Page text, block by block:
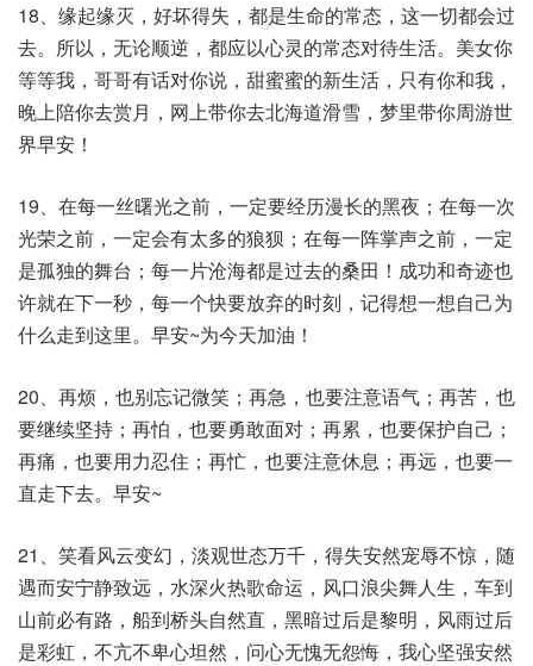
18、缘起缘灭，好坏得失，都是生命的常态，这一切都会过
去。所以，无论顺逆，都应以心灵的常态对待生活。美女你
等等我，哥哥有话对你说，甜蜜蜜的新生活，只有你和我，
晚上陪你去赏月，网上带你去北海道滑雪，梦里带你周游世
界早安！
19、在每一丝曙光之前，一定要经历漫长的黑夜；在每一次
光荣之前，一定会有太多的狼狈；在每一阵掌声之前，一定
是孤独的舞台；每一片沧海都是过去的桑田！成功和奇迹也
许就在下一秒，每一个快要放弃的时刻，记得想一想自己为
什么走到这里。早安~为今天加油！
20、再烦，也别忘记微笑；再急，也要注意语气；再苦，也
要继续坚持；再怕，也要勇敢面对；再累，也要保护自己；
再痛，也要用力忍住；再忙，也要注意休息；再远，也要一
直走下去。早安~
21、笑看风云变幻，淡观世态万千，得失安然宠辱不惊，随
遇而安宁静致远，水深火热歌命运，风口浪尖舞人生，车到
山前必有路，船到桥头自然直，黑暗过后是黎明，风雨过后
是彩虹，不亢不卑心坦然，问心无愧无怨悔，我心坚强安然